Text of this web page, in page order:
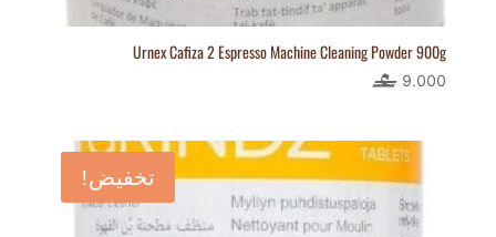
Urnex Cafiza 2 Espresso Machine Cleaning Powder 900g
9.000
تخفيض!